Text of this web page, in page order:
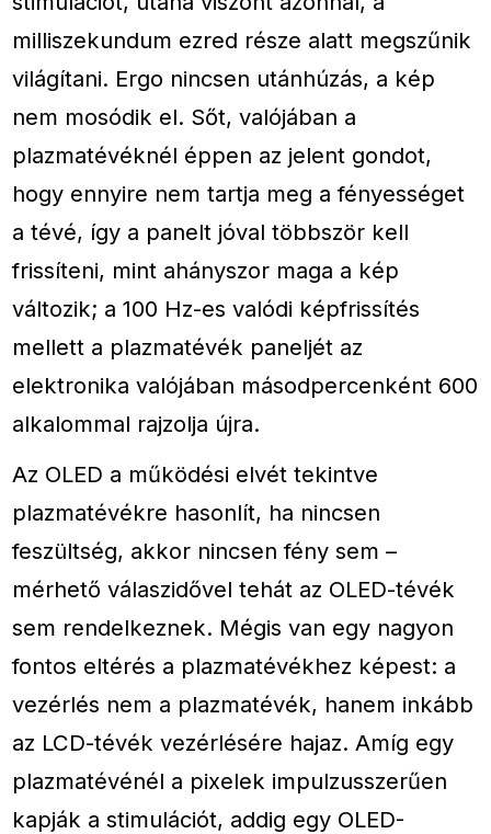
milliszekundum ezred része alatt megszűnik
világítani. Ergo nincsen utánhúzás, a kép
nem mosódik el. Sőt, valójában a
plazmatévéknél éppen az jelent gondot,
hogy ennyire nem tartja meg a fényességet
a tévé, így a panelt jóval többször kell
frissíteni, mint ahányszor maga a kép
változik; a 100 Hz-es valódi képfrissítés
mellett a plazmatévék paneljét az
elektronika valójában másodpercenként 600
alkalommal rajzolja újra.
Az OLED a működési elvét tekintve
plazmatévékre hasonlít, ha nincsen
feszültség, akkor nincsen fény sem –
mérhető válaszidővel tehát az OLED-tévék
sem rendelkeznek. Mégis van egy nagyon
fontos eltérés a plazmatévékhez képest: a
vezérlés nem a plazmatévék, hanem inkább
az LCD-tévék vezérlésére hajaz. Amíg egy
plazmatévénél a pixelek impulzusszerűen
kapják a stimulációt, addig egy OLED-